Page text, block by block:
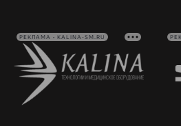
РЕКЛАМА • KALINA-SM.RU